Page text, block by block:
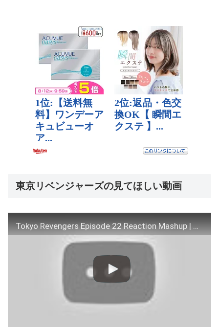
東京リベンジャーズの見てほしい動画
Tokyo Revengers Episode 22 Reaction Mashup | 東京卍リベンジャーズ(TR) EP 22 Reaction Mashup | A4L